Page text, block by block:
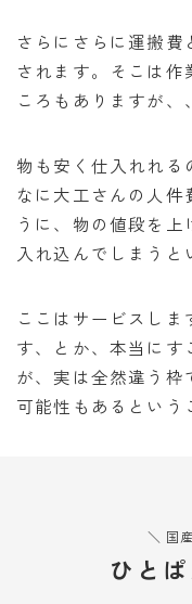
さらにさらに運搬
されます。そこは作
ころもありますが、、
物も安く仕入れれる
なに大工さんの人件
うに、物の値段を
入れ込んでしまうと
ここはサービスしま
す、とか、本当にす
が、実は全然違う枠
可能性もあるという
＼ 国
ひと